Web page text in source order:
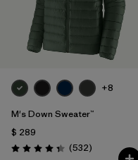
+8
M's Down Sweater™
$ 289
Valoración: 4.4 / 5
(532Comentarios
)